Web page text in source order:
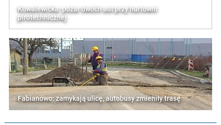
Kowalewicka: pożar dwóch aut przy hurtowni
pirotechnicznej
Fabianowo: zamykają ulicę, autobusy zmieniły trasę